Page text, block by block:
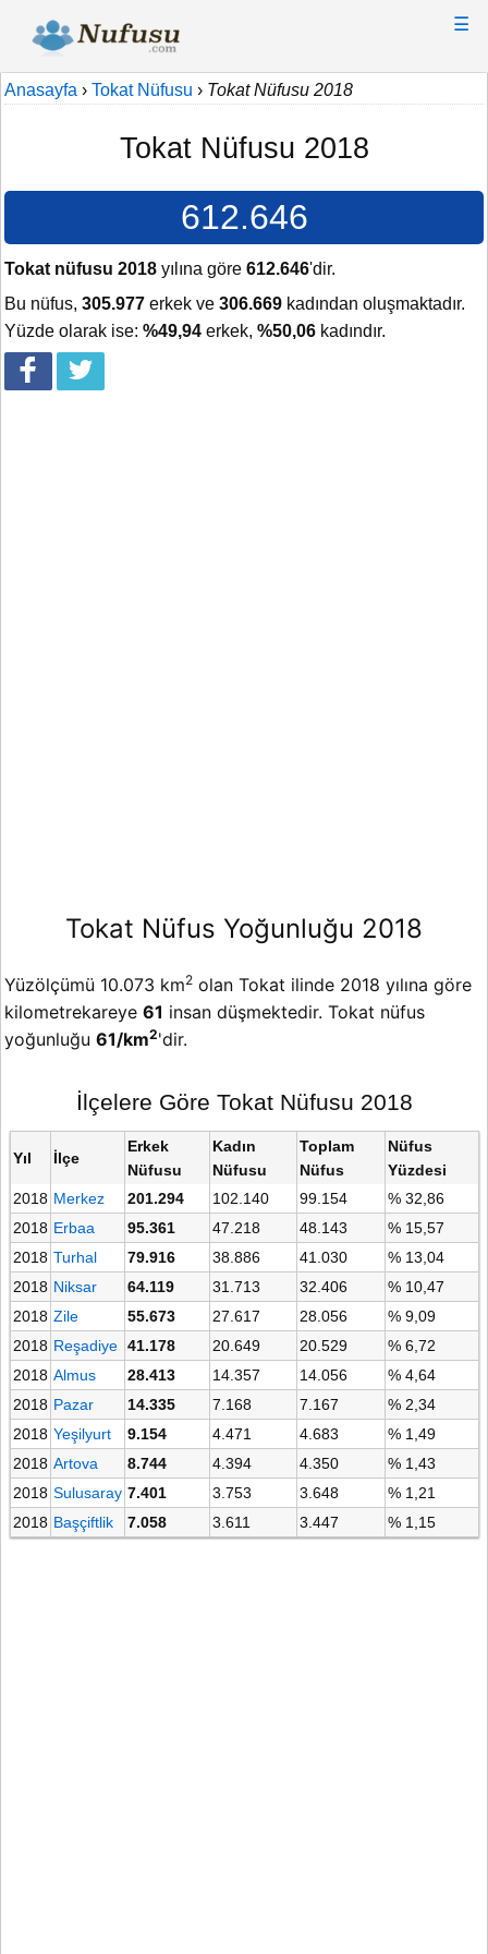
☰
Anasayfa › Tokat Nüfusu › Tokat Nüfusu 2018
Tokat Nüfusu 2018
612.646
Tokat nüfusu 2018 yılına göre 612.646'dir.
Bu nüfus, 305.977 erkek ve 306.669 kadından oluşmaktadır.
Yüzde olarak ise: %49,94 erkek, %50,06 kadındır.
Tokat Nüfus Yoğunluğu 2018
Yüzölçümü 10.073 km2 olan Tokat ilinde 2018 yılına göre
kilometrekareye 61 insan düşmektedir. Tokat nüfus
yoğunluğu 61/km2'dir.
İlçelere Göre Tokat Nüfusu 2018
Yıl İlçe
Erkek
Nüfusu
Kadın
Nüfusu
Toplam
Nüfus
Nüfus
Yüzdesi
2018 Merkez 201.294 102.140 99.154
% 32,86
2018 Erbaa 95.361 47.218 48.143
% 15,57
2018 Turhal 79.916 38.886 41.030
% 13,04
2018 Niksar 64.119 31.713 32.406
% 10,47
2018 Zile 55.673 27.617 28.056
% 9,09
2018 Reşadiye 41.178 20.649 20.529
% 6,72
2018 Almus 28.413 14.357 14.056
% 4,64
2018 Pazar 14.335 7.168 7.167
% 2,34
2018 Yeşilyurt 9.154 4.471 4.683
% 1,49
2018 Artova 8.744 4.394 4.350
% 1,43
2018 Sulusaray 7.401 3.753 3.648
% 1,21
2018 Başçiftlik 7.058 3.611 3.447 % 1,15